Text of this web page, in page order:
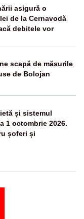
asigură o
de la Cernavodă
debitele vor
scapă de măsurile
de Bolojan
și sistemul
1 octombrie 2026.
șoferi și